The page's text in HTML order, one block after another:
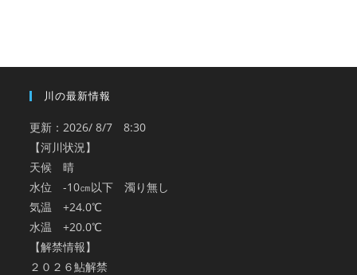
川の最新情報
更新：2026/ 8/7 8:30
【河川状況】
天候 晴
水位 -10㎝以下 濁り無し
気温 +24.0℃
水温 +20.0℃
【解禁情報】
２０２６鮎解禁